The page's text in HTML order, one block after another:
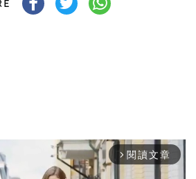
arrow_forward_ios 閱讀文章